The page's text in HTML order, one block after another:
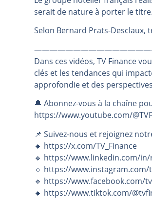
Pourquoi 6
Les
WTI :
serait de nature à porter le
Selon Bernard Prats-Desclaux,
Dans ces vidéos, TV Finance
clés et les tendances qui
approfondie et des
🔔 Abonnez-vous à la chaîne
https://www.youtube.com/
📌 Suivez-nous et rejoignez
🔹 https://x.com/TV_Finance
🔹 https://www.linkedin.com/
🔹 https://www.instagram.com/
🔹 https://www.facebook.com/
🔹 https://www.tiktok.com/